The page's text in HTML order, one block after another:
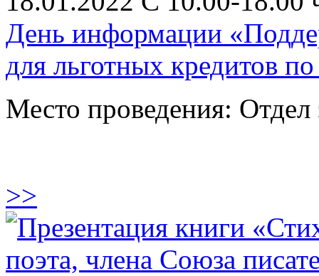
День информации
для льготных кредитов
Место проведения: Отдел
>>